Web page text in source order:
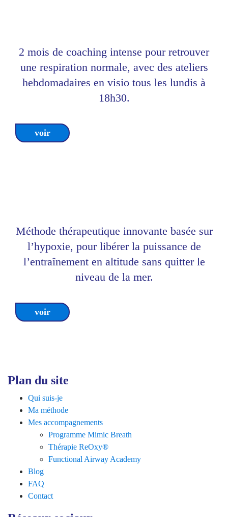
2 mois de coaching intense pour retrouver
une respiration normale, avec des ateliers
hebdomadaires en visio tous les lundis à
18h30.
voir
Méthode thérapeutique innovante basée sur
l’hypoxie, pour libérer la puissance de
l’entraînement en altitude sans quitter le
niveau de la mer.
voir
Plan du site
Qui suis-je
Ma méthode
Mes accompagnements
Programme Mimic Breath
Thérapie ReOxy®
Functional Airway Academy
Blog
FAQ
Contact